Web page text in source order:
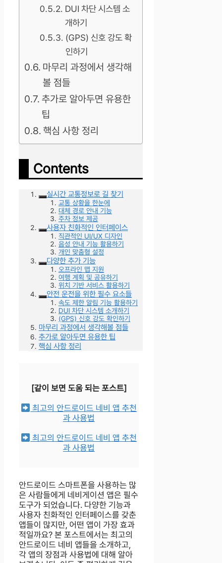
DUI 차단 시스템 소
개하기
(GPS) 신호 강도 확
인하기
마무리 과정에서 생각해
볼 점들
추가로 알아두면 유용한
팁
핵심 사항 정리
Contents
실시간 교통정보로 길 찾기
교통 상황을 한눈에
대체 경로 안내 기능
주차 정보 제공
사용자 친화적인 인터페이스
직관적인 UI/UX 디자인
음성 안내 기능 활용하기
개인 맞춤형 설정
다양한 추가 기능
오프라인 맵 지원
여행 계획 및 공유하기
위치 기반 서비스 활용하기
안전 운전을 위한 필수 요소들
속도 제한 알림 기능 활용하기
DUI 차단 시스템 소개하기
(GPS) 신호 강도 확인하기
마무리 과정에서 생각해볼 점들
추가로 알아두면 유용한 팁
핵심 사항 정리
[같이 보면 도움 되는 포스트]
최고의 안드로이드 네비 앱 추천
과 사용법
최고의 안드로이드 네비 앱 추천
과 사용법
안드로이드 스마트폰을 사용하는 많
은 사람들에게 네비게이션 앱은 필수
도구가 되었습니다. 다양한 기능과
사용자 친화적인 인터페이스를 갖춘
앱들이 많지만, 어떤 앱이 가장 효과
적일까요? 본 포스트에서는 최고의
안드로이드 네비 앱들을 소개하고,
각 앱의 장점과 사용법에 대해 알아